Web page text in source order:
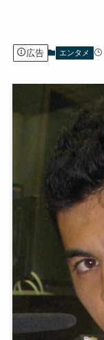
広告 エンタメ